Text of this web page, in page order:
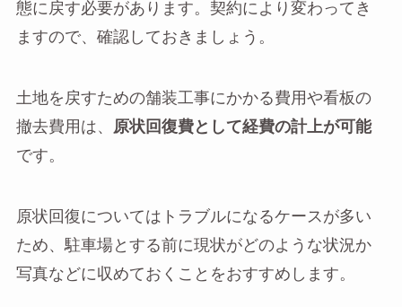
態に戻す必要があります。契約により変わってき
ますので、確認しておきましょう。
土地を戻すための舗装工事にかかる費用や看板の
撤去費用は、
原状回復費として経費の計上が可能
です。
原状回復についてはトラブルになるケースが多い
ため、駐車場とする前に現状がどのような状況か
写真などに収めておくことをおすすめします。